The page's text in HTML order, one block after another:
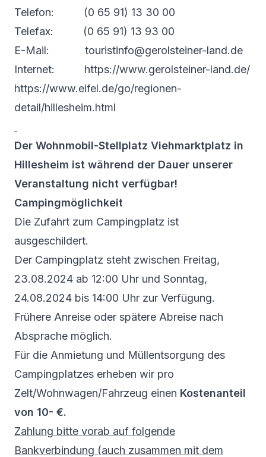
Telefon: (0 65 91) 13 30 00
Telefax: (0 65 91) 13 93 00
E-Mail: touristinfo@gerolsteiner-land.de
Internet: https://www.gerolsteiner-land.de/
https://www.eifel.de/go/regionen-
detail/hillesheim.html
Der Wohnmobil-Stellplatz Viehmarktplatz in
Hillesheim ist während der Dauer unserer
Veranstaltung nicht verfügbar!
Campingmöglichkeit
Die Zufahrt zum Campingplatz ist
ausgeschildert.
Der Campingplatz steht zwischen Freitag,
23.08.2024 ab 12:00 Uhr und Sonntag,
24.08.2024 bis 14:00 Uhr zur Verfügung.
Frühere Anreise oder spätere Abreise nach
Absprache möglich.
Für die Anmietung und Müllentsorgung des
Campingplatzes erheben wir pro
Zelt/Wohnwagen/Fahrzeug einen Kostenanteil
von 10- €.
Zahlung bitte vorab auf folgende
Bankverbindung (auch zusammen mit dem